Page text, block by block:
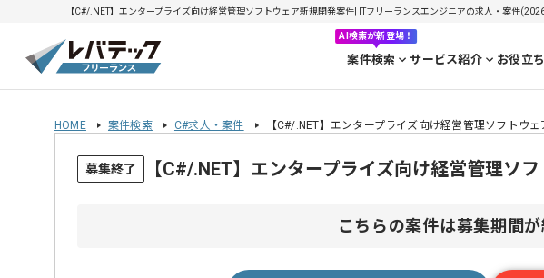
【C#/.NET】エンタープライズ向け経営管理ソフトウェア新規開発案件| ITフリーランスエンジニアの求人・案件
AI検索が新登場！
案件検索 サービス紹介 お役立
HOME 案件検索 C#求人・案件 【C#/.NET】エンタープライズ向け経営管理ソフトウ
募集終了 【C#/.NET】エンタープライズ向け経営管理ソ
こちらの案件は募集期間